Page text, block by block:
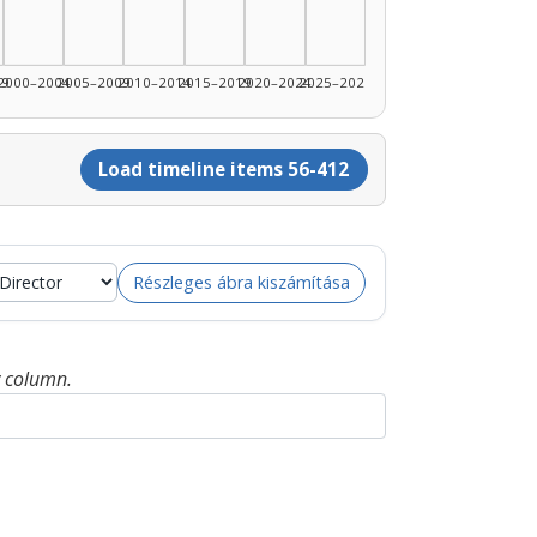
2005–20092010–20142015–20192020–20242025–2026
Load timeline items 56-412
Részleges ábra kiszámítása
column.